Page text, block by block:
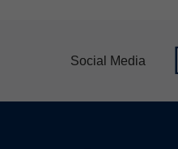
Social Media